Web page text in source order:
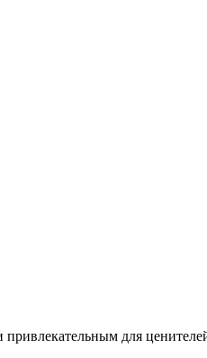
для